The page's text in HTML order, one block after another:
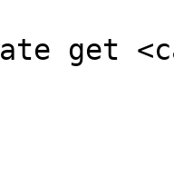
get